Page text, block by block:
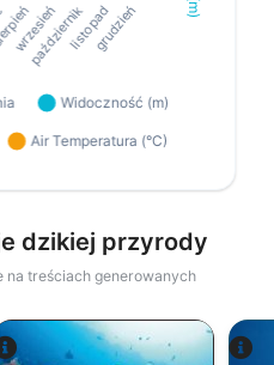
dzikiej przyrody
treściach generowanych